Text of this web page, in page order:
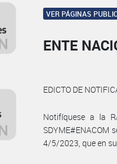
VER PÁGINAS
ENTE
EDICTO DE
Notifíquese a la
SDYME#ENACOM
4/5/2023, que en